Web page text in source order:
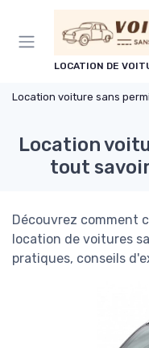
LOCATION DE
Location voiture sans
Location
tout
Découvrez comment
location de voitures
pratiques, conseils